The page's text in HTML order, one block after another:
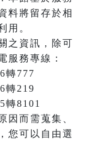
料將留存於相
用。
之資訊，除可
服務專線：
777
轉219
8101
因而需蒐集、
您可以自由選